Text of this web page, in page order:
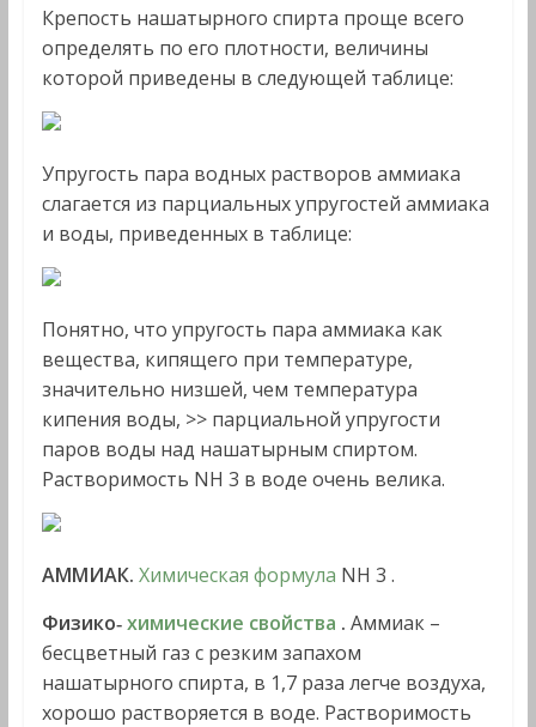
Крепость нашатырного спирта проще всего
определять по его плотности, величины
которой приведены в следующей таблице:
Упругость пара водных растворов аммиака
слагается из парциальных упругостей аммиака
и воды, приведенных в таблице:
Понятно, что упругость пара аммиака как
вещества, кипящего при температуре,
значительно низшей, чем температура
кипения воды, >> парциальной упругости
паров воды над нашатырным спиртом.
Растворимость NH 3 в воде очень велика.
АММИАК. Химическая формула NH 3 .
Физико‑химические свойства . Аммиак –
бесцветный газ с резким запахом
нашатырного спирта, в 1,7 раза легче воздуха,
хорошо растворяется в воде. Растворимость